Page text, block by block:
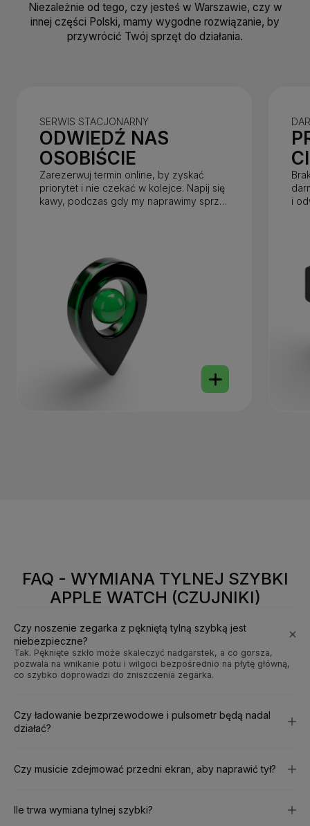
Niezależnie od tego, czy jesteś w Warszawie, czy w
innej części Polski, mamy wygodne rozwiązanie, by
przywrócić Twój sprzęt do działania.
SERWIS STACJONARNY
ODWIEDŹ NAS
OSOBIŚCIE
Zarezerwuj termin online, by zyskać
priorytet i nie czekać w kolejce. Napij się
kawy, podczas gdy my naprawimy sprzęt
i
FAQ - WYMIANA TYLNEJ SZYBKI
APPLE WATCH (CZUJNIKI)
Czy noszenie zegarka z pękniętą tylną szybką jest
niebezpieczne?
Tak. Pęknięte szkło może skaleczyć nadgarstek, a co gorsza,
pozwala na wnikanie potu i wilgoci bezpośrednio na płytę główną,
co szybko doprowadzi do zniszczenia zegarka.
Czy ładowanie bezprzewodowe i pulsometr będą nadal
działać?
Czy musicie zdejmować przedni ekran, aby naprawić tył?
Ile trwa wymiana tylnej szybki?